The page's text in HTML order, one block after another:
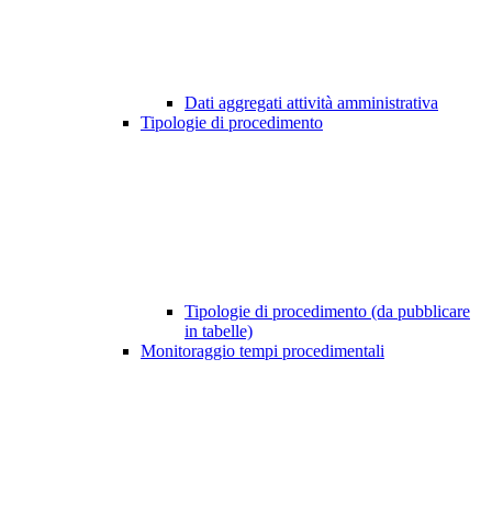
Dati aggregati attività amministrativa
Tipologie di procedimento
Tipologie di procedimento (da pubblicare
in tabelle)
Monitoraggio tempi procedimentali